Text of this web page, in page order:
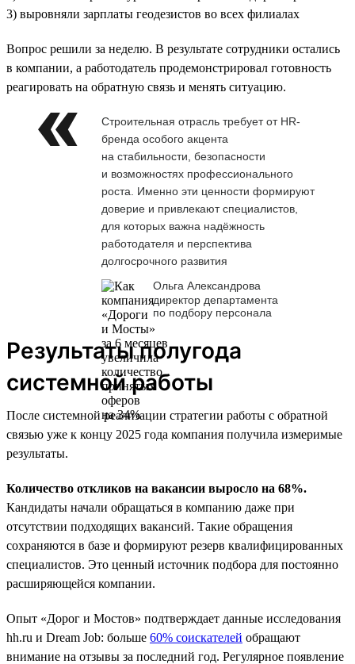
3) выровняли зарплаты геодезистов во всех филиалах
Вопрос решили за неделю. В результате сотрудники остались
в компании, а работодатель продемонстрировал готовность
реагировать на обратную связь и менять ситуацию.
Строительная отрасль требует от HR-
бренда особого акцента
на стабильности, безопасности
и возможностях профессионального
роста. Именно эти ценности формируют
доверие и привлекают специалистов,
для которых важна надёжность
работодателя и перспектива
долгосрочного развития
Ольга Александрова
директор департамента
по подбору персонала
Результаты полугода
системной работы
После системной реализации стратегии работы с обратной
связью уже к концу 2025 года компания получила измеримые
результаты.
Количество откликов на вакансии выросло на 68%.
Кандидаты начали обращаться в компанию даже при
отсутствии подходящих вакансий. Такие обращения
сохраняются в базе и формируют резерв квалифицированных
специалистов. Это ценный источник подбора для постоянно
расширяющейся компании.
Опыт «Дорог и Мостов» подтверждает данные исследования
hh.ru и Dream Job: больше 60% соискателей обращают
внимание на отзывы за последний год. Регулярное появление